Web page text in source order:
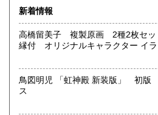
お取り扱いは、趣味のものすべてに
グラビアアイドル雑誌(キャンディ
ドルも歓迎)
古マンガ・アニメロマンアルバム系
美少女ゲーム、プレミアゲーム、
映画パンフレット、プレミアトイ、
新着情報
高橋留美子 複製原画 2種2枚セ
縁付 オリジナルキャラクター イラ
鳥図明児 「虹神殿 新装版」 初版
ス